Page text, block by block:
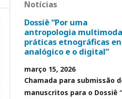
Notícias
Dossiê “Por uma
antropologia
práticas etnográficas
analógico e o digital”
março 15, 2026
Chamada para submissão
manuscritos para o Dossiê